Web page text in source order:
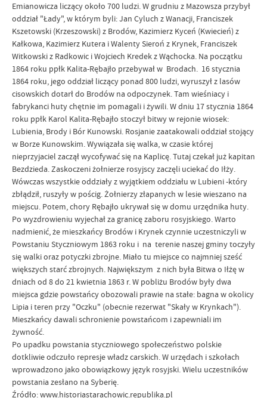
Emianowicza liczący około 700 ludzi. W grudniu z Mazowsza przybył
oddział "Łady", w którym byli: Jan Cyluch z Wanacji, Franciszek
Kszetowski (Krzeszowski) z Brodów, Kazimierz Kyceń (Kwiecień) z
Kałkowa, Kazimierz Kutera i Walenty Sieroń z Krynek, Franciszek
Witkowski z Radkowic i Wojciech Kredek z Wąchocka. Na początku
1864 roku ppłk Kalita-Rębajło przebywał w Brodach. 16 stycznia
1864 roku, jego oddział liczący ponad 800 ludzi, wyruszył z lasów
cisowskich dotarł do Brodów na odpoczynek. Tam wieśniacy i
fabrykanci huty chętnie im pomagali i żywili. W dniu 17 stycznia 1864
roku ppłk Karol Kalita-Rębajło stoczył bitwy w rejonie wiosek:
Lubienia, Brody i Bór Kunowski. Rosjanie zaatakowali oddział stojący
w Borze Kunowskim. Wywiązała się walka, w czasie której
nieprzyjaciel zaczął wycofywać się na Kaplicę. Tutaj czekał już kapitan
Bezdzieda. Zaskoczeni żołnierze rosyjscy zaczęli uciekać do Iłży.
Wówczas wszystkie oddziały z wyjątkiem oddziału w Lubieni -który
zbłądził, ruszyły w pościg. Żołnierzy złapanych w lesie wieszano na
miejscu. Potem, chory Rębajło ukrywał się w domu urzędnika huty.
Po wyzdrowieniu wyjechał za granicę zaboru rosyjskiego. Warto
nadmienić, że mieszkańcy Brodów i Krynek czynnie uczestniczyli w
Powstaniu Styczniowym 1863 roku i na terenie naszej gminy toczyły
się walki oraz potyczki zbrojne. Miało tu miejsce co najmniej sześć
większych starć zbrojnych. Największym z nich była Bitwa o Iłżę w
dniach od 8 do 21 kwietnia 1863 r. W pobliżu Brodów były dwa
miejsca gdzie powstańcy obozowali prawie na stałe: bagna w okolicy
Lipia i teren przy "Oczku" (obecnie rezerwat "Skały w Krynkach").
Mieszkańcy dawali schronienie powstańcom i zapewniali im
żywność.
Po upadku powstania styczniowego społeczeństwo polskie
dotkliwie odczuło represje władz carskich. W urzędach i szkołach
wprowadzono jako obowiązkowy język rosyjski. Wielu uczestników
powstania zesłano na Syberię.
Źródło:www.historiastarachowic.republika.pl